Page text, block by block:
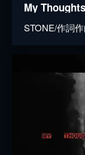
My
STONE/作詞